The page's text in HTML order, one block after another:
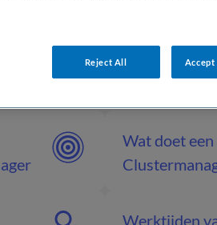
en
Wat doet een
Werktijden
Reject All Accept